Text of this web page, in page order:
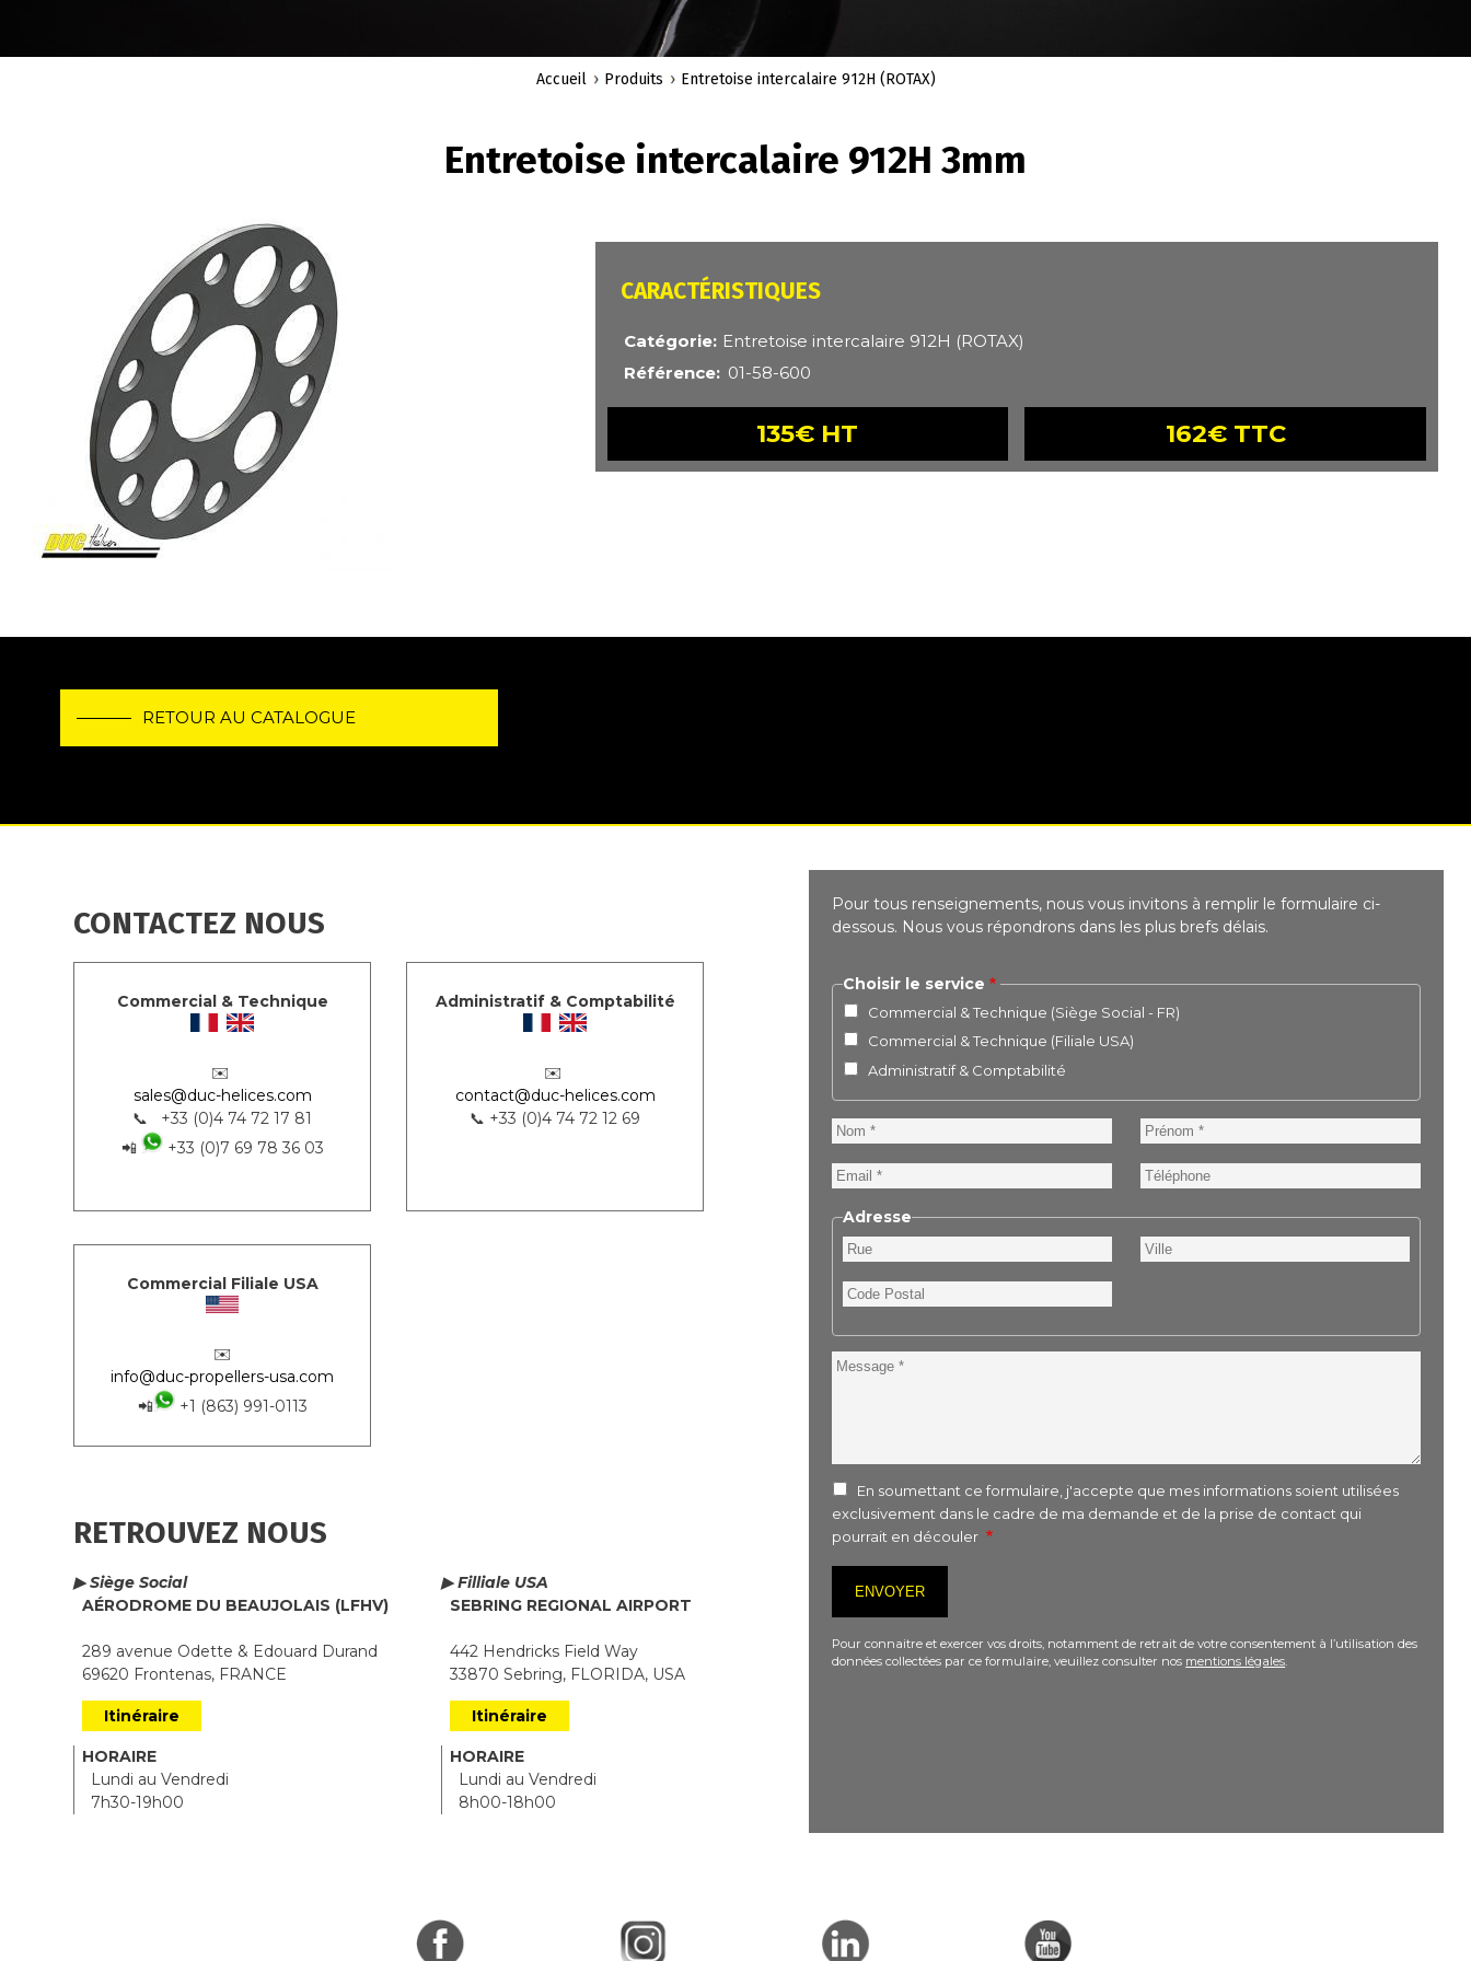
Accueil Produits Entretoise intercalaire 912H (ROTAX)
Entretoise intercalaire 912H 3mm
CARACTÉRISTIQUES
Catégorie
Entretoise intercalaire 912H (ROTAX)
Référence
01-58-600
135€ HT 162€ TTC
RETOUR AU CATALOGUE
CONTACTEZ NOUS
Commercial & Technique
✉️
sales@duc-helices.com
📞 +33 (0)4 74 72 17 81
📲
+33 (0)7 69 78 36 03
Administratif & Comptabilité
✉️
contact@duc-helices.com
📞 +33 (0)4 74 72 12 69
Commercial Filiale USA
✉️
info@duc-propellers-usa.com
📲
+1 (863) 991-0113
RETROUVEZ NOUS
▶ Siège Social
AÉRODROME DU BEAUJOLAIS (LFHV)
289 avenue Odette & Edouard Durand
69620 Frontenas, FRANCE
Itinéraire
HORAIRE
Lundi au Vendredi
7h30-19h00
▶ Filliale USA
SEBRING REGIONAL AIRPORT
442 Hendricks Field Way
33870 Sebring, FLORIDA, USA
Itinéraire
HORAIRE
Lundi au Vendredi
8h00-18h00
Pour tous renseignements, nous vous invitons à remplir le formulaire ci-
dessous. Nous vous répondrons dans les plus brefs délais.
Choisir le service
Commercial & Technique (Siège Social - FR)
Commercial & Technique (Filiale USA)
Administratif & Comptabilité
Nom Prénom
Email Téléphone
Adresse
Rue Ville
Code
Postal
Message
En soumettant ce formulaire, j'accepte que mes informations soient utilisées
exclusivement dans le cadre de ma demande et de la prise de contact qui
pourrait en découler
Pour connaitre et exercer vos droits, notamment de retrait de votre consentement à l’utilisation des
données collectées par ce formulaire, veuillez consulter nos mentions légales.